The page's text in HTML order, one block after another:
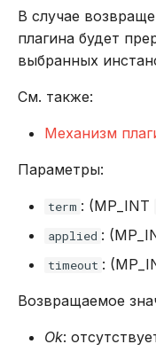
В случае
плагина будет
выбранных
См. также:
Механизм
Параметры:
term : (MP_INT
applied :
timeout :
Возвращаемое
Ok: